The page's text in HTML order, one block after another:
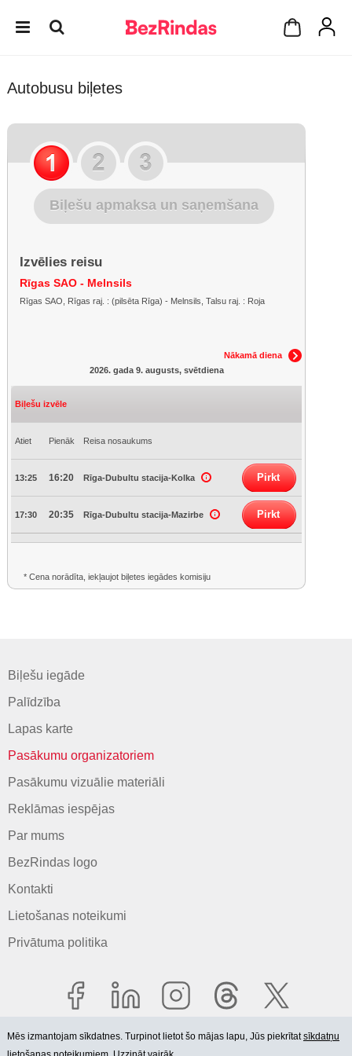
Autobusu biļetes
Biļešu apmaksa un saņemšana
Izvēlies reisu
Rīgas SAO - Melnsils
Rīgas SAO, Rīgas raj. : (pilsēta Rīga) - Melnsils, Talsu raj. : Roja
Nākamā diena
2026. gada 9. augusts, svētdiena
Biļešu izvēle
Atiet Pienāk Reisa nosaukums
13:25 16:20 Rīga-Dubultu stacija-Kolka Pirkt
17:30 20:35 Rīga-Dubultu stacija-Mazirbe Pirkt
* Cena norādīta, iekļaujot biļetes iegādes komisiju
Biļešu iegāde
Palīdzība
Lapas karte
Pasākumu organizatoriem
Pasākumu vizuālie materiāli
Reklāmas iespējas
Par mums
BezRindas logo
Kontakti
Lietošanas noteikumi
Privātuma politika
Mēs izmantojam sīkdatnes. Turpinot lietot šo mājas lapu, Jūs piekrītatsīkdatņu